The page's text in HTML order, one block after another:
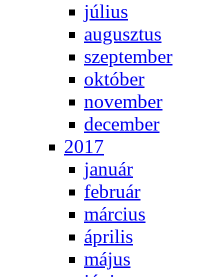
jú­li­us
au­gusz­tus
szep­tem­ber
ok­tó­ber
no­vem­ber
de­cem­ber
2017
ja­nu­ár
feb­ru­ár
már­ci­us
áp­ri­lis
má­jus